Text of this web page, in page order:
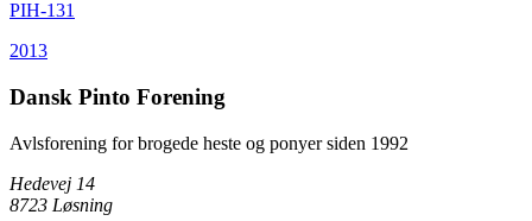
PIH-131
2013
Dansk Pinto Forening
Avlsforening for brogede heste og ponyer siden 1992
Hedevej 14
8723 Løsning